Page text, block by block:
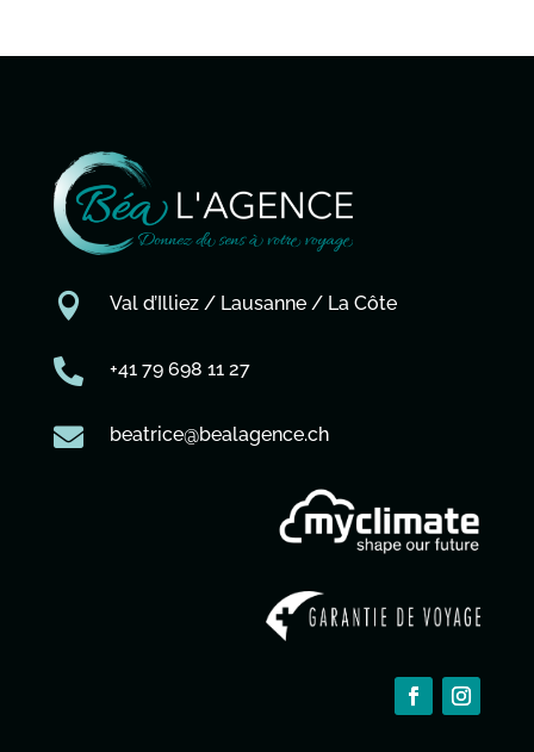
 Val d’Illiez / Lausanne / La Côte
 +41 79 698 11 27
 beatrice@bealagence.ch